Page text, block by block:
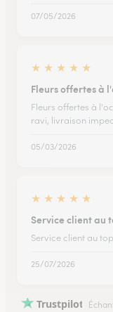
07/05/2026
★ ★ ★ ★ ★
Fleurs offertes à
Fleurs offertes à
ravi, livraison
05/03/2026
★ ★ ★ ★ ★
Service client au
Service client au
25/07/2026
Trustpilot